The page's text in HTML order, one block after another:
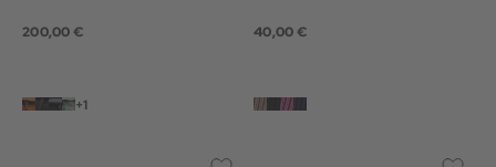
200,00 €
+1
40,00 €